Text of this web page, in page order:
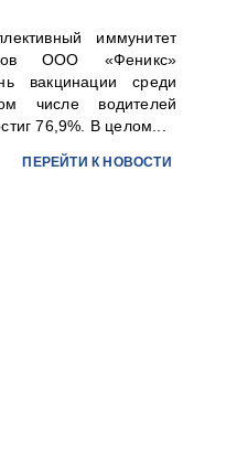
иммунитет
ООО «Феникс»
вакцинации среди
числе водителей
76,9%. В целом...
ПЕРЕЙТИ К НОВОСТИ